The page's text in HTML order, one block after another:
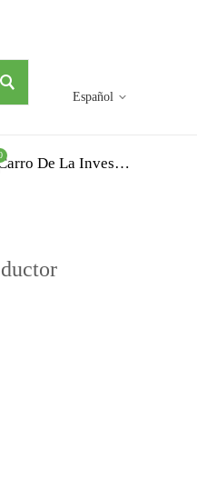
Español
Carro De La Investigacion